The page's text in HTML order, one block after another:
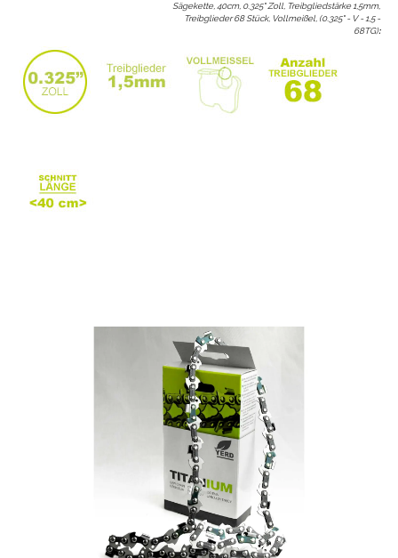
Sägekette, 40cm, 0.325" Zoll, Treibgliedstärke 1,5mm,
Treibglieder 68 Stück, Vollmeißel, (0.325" - V - 1,5 -
68TG):